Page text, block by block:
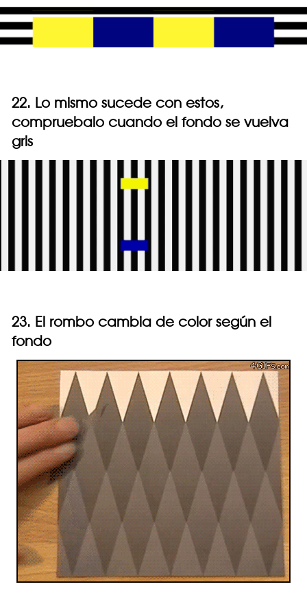
22. Lo mismo sucede con estos,
compruebalo cuando el fondo se vuelva
gris
23. El rombo cambia de color según el
fondo